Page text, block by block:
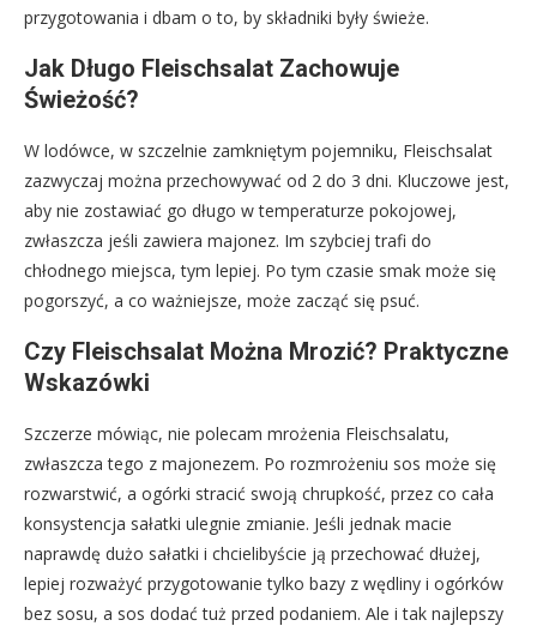
przygotowania i dbam o to, by składniki były świeże.
Jak Długo Fleischsalat Zachowuje
Świeżość?
W lodówce, w szczelnie zamkniętym pojemniku, Fleischsalat
zazwyczaj można przechowywać od 2 do 3 dni. Kluczowe jest,
aby nie zostawiać go długo w temperaturze pokojowej,
zwłaszcza jeśli zawiera majonez. Im szybciej trafi do
chłodnego miejsca, tym lepiej. Po tym czasie smak może się
pogorszyć, a co ważniejsze, może zacząć się psuć.
Czy Fleischsalat Można Mrozić? Praktyczne
Wskazówki
Szczerze mówiąc, nie polecam mrożenia Fleischsalatu,
zwłaszcza tego z majonezem. Po rozmrożeniu sos może się
rozwarstwić, a ogórki stracić swoją chrupkość, przez co cała
konsystencja sałatki ulegnie zmianie. Jeśli jednak macie
naprawdę dużo sałatki i chcielibyście ją przechować dłużej,
lepiej rozważyć przygotowanie tylko bazy z wędliny i ogórków
bez sosu, a sos dodać tuż przed podaniem. Ale i tak najlepszy